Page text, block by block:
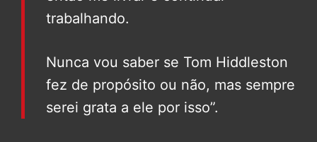
trabalhando.
Nunca vou saber se Tom Hiddleston
fez de propósito ou não, mas sempre
serei grata a ele por isso”.